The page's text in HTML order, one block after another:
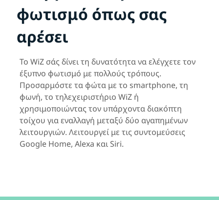
φωτισμό όπως σας
αρέσει
Το WiZ σάς δίνει τη δυνατότητα να ελέγχετε τον
έξυπνο φωτισμό με πολλούς τρόπους.
Προσαρμόστε τα φώτα με το smartphone, τη
φωνή, το τηλεχειριστήριο WiZ ή
χρησιμοποιώντας τον υπάρχοντα διακόπτη
τοίχου για εναλλαγή μεταξύ δύο αγαπημένων
λειτουργιών. Λειτουργεί με τις συντομεύσεις
Google Home, Alexa και Siri.